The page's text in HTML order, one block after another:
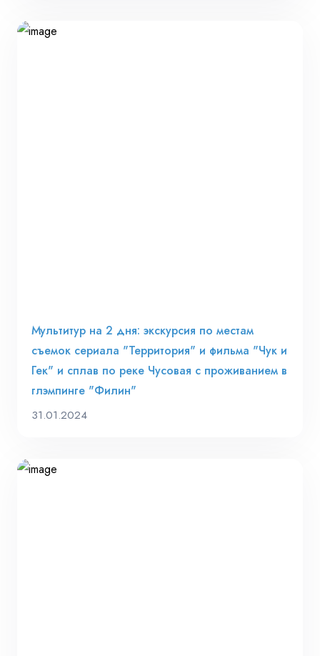
Мультитур на 2 дня: экскурсия по местам
съемок сериала "Территория" и фильма "Чук и
Гек" и сплав по реке Чусовая с проживанием в
глэмпинге "Филин"
31.01.2024